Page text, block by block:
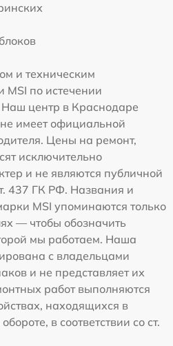
и техническим
MSI по истечении
центр в Краснодаре
имеет официальной
Цены на ремонт,
исключительно
и не являются публичной
437 ГК РФ. Названия и
MSI упоминаются только
— чтобы обозначить
мы работаем. Наша
с владельцами
и не представляет их
работ выполняются
находящихся в
в соответствии со ст.